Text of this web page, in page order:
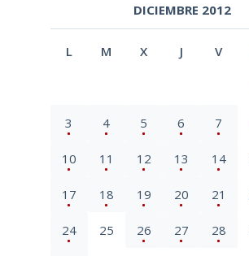
DICIEMBRE 2012
L M X J V
3 4 5 6 7
10 11 12 13 14
17 18 19 20 21
24 25 26 27 28